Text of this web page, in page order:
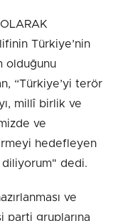
Türkiye’nin
olduğunu
“Türkiye’yi terör
millî birlik ve
ve
hedefleyen
diliyorum" dedi.
ve
parti gruplarına